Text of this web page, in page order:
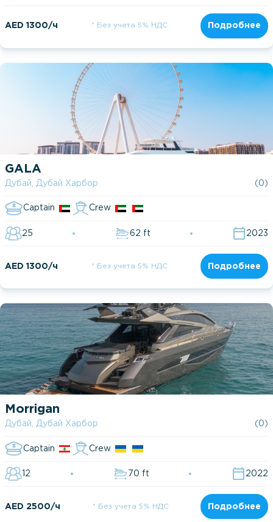
AED 1300/ч * Без учета 5% НДС Подробнее
GALA
Дубай, Дубай Харбор (0)
Captain Crew
25 62 ft 2023
AED 1300/ч * Без учета 5% НДС Подробнее
Morrigan
Дубай, Дубай Харбор (0)
Captain Crew
12 70 ft 2022
AED 2500/ч * Без учета 5% НДС Подробнее